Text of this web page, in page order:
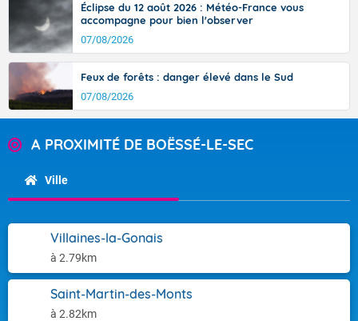
Éclipse du 12 août 2026 : Météo-France vous
accompagne pour bien l'observer
07/08/2026
Feux de forêts : danger élevé dans le Sud
07/08/2026
A PROXIMITÉ DE BOËSSÉ-LE-SEC
Ville
Villaines-la-Gonais
à 2.79km
Saint-Martin-des-Monts
à 2.82km